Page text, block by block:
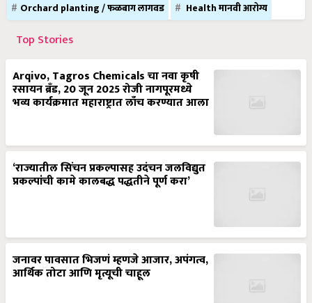
Orchard planting / फळबाग लागवड
Health मानवी आरोग्य
Top Stories
Arqivo, Tagros Chemicals चा नवा कृषी
रसायन ब्रँड, 20 जून 2025 रोजी नागपूरमध्ये
भव्य कार्यक्रमात महाराष्ट्रात लाँच करण्यात आला
‘राज्यातील सिंचन प्रकल्पासह उदंचन जलविद्युत
प्रकल्पांची कामे कालबद्ध पद्धतीने पूर्ण करा’
जनावर पावसात भिजणं म्हणजे आजार, अपंगत्व,
आर्थिक तोटा आणि मृत्यूची चाहूल